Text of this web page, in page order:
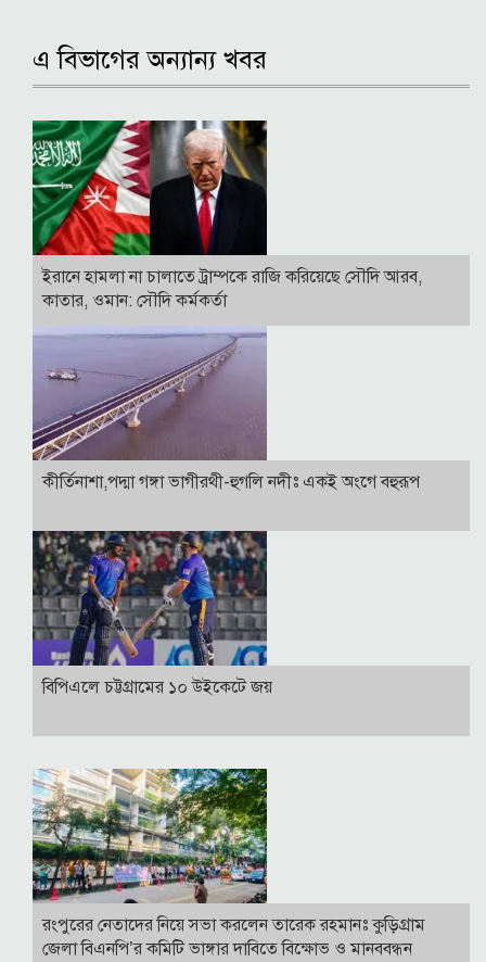
এ বিভাগের অন্যান্য খবর
ইরানে হামলা না চালাতে ট্রাম্পকে রাজি করিয়েছে সৌদি আরব,
কাতার, ওমান: সৌদি কর্মকর্তা
কীর্তিনাশা,পদ্মা গঙ্গা ভাগীরথী-হুগলি নদীঃ একই অংগে বহুরূপ
বিপিএলে চট্টগ্রামের ১০ উইকেটে জয়
রংপুরের নেতাদের নিয়ে সভা করলেন তারেক রহমানঃ কুড়িগ্রাম
জেলা বিএনপি’র কমিটি ভাঙ্গার দাবিতে বিক্ষোভ ও মানববন্ধন